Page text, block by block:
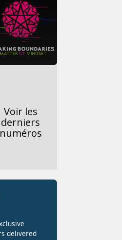
Voir les
derniers
numéros